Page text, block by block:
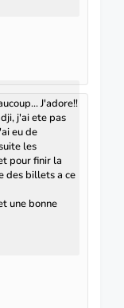
J'adore!!
j'ai ete pas
eu de
les
pour finir la
des billets a ce
une bonne